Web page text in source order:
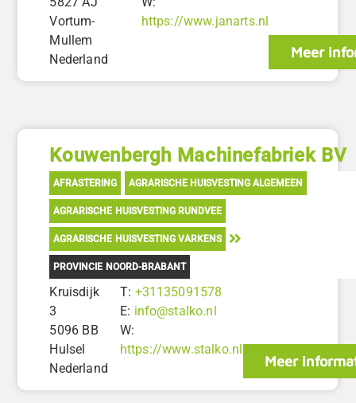
Vortum-
Mullem
Nederland
https://www.janarts.nl
Meer
Kouwenbergh Machinefabriek BV
AFRASTERING AGRARISCHE HUISVESTING ALGEMEEN
AGRARISCHE HUISVESTING RUNDVEE
AGRARISCHE HUISVESTING VARKENS
PROVINCIE NOORD-BRABANT
Kruisdijk
3
5096 BB
Hulsel
Nederland
T: +31135091578
E: info@stalko.nl
W:
https://www.stalko.nl
Meer